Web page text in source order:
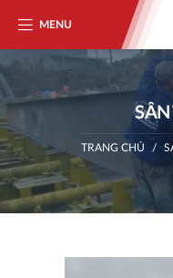
MENU
SÂN
TRANG CHỦ